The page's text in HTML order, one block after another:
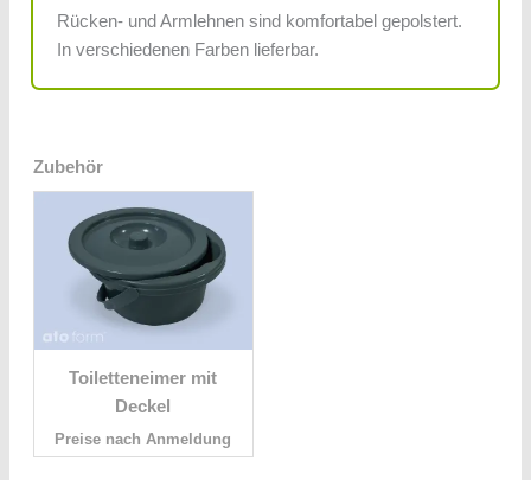
Rücken- und Armlehnen sind komfortabel gepolstert.
In verschiedenen Farben lieferbar.
Zubehör
Toiletteneimer mit
Deckel
Preise nach Anmeldung